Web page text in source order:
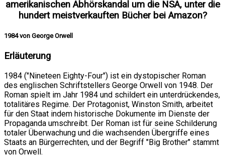
amerikanischen Abhörskandal um die NSA, unter die
hundert meistverkauften Bücher bei Amazon?
1984 von George Orwell
Erläuterung
1984 ("Nineteen Eighty-Four") ist ein dystopischer Roman
des englischen Schriftstellers George Orwell von 1948. Der
Roman spielt im Jahr 1984 und schildert ein unterdrückendes,
totalitäres Regime. Der Protagonist, Winston Smith, arbeitet
für den Staat indem historische Dokumente im Dienste der
Propaganda umschreibt. Der Roman ist für seine Schilderung
totaler Überwachung und die wachsenden Übergriffe eines
Staats an Bürgerrechten, und der Begriff "Big Brother" stammt
von Orwell.